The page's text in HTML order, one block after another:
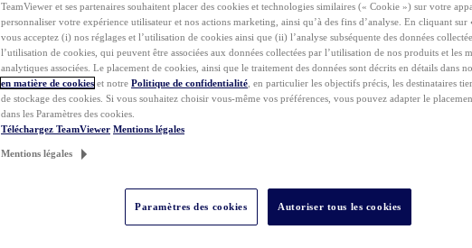
TeamViewer et ses partenaires souhaitent placer des cookies et technologies similaires (« Cookie ») sur votre
personnaliser votre expérience utilisateur et nos actions marketing, ainsi qu’à des fins d’analyse. En cliquant sur
vous acceptez (i) nos réglages et l’utilisation de cookies ainsi que (ii) l’analyse subséquente des données
l’utilisation de cookies, qui peuvent être associées aux données collectées par l’utilisation de nos produits et les
analytiques associées. Le placement de cookies, ainsi que le traitement des données sont décrits en détails dans
en matière de cookies et notre Politique de confidentialité , en particulier les objectifs précis, les destinataires
de stockage des cookies. Si vous souhaitez choisir vous-même vos préférences, vous pouvez adapter le
dans les Paramètres des cookies.
Téléchargez TeamViewer Mentions légales
Mentions légales
Paramètres des cookies Autoriser tous les cookies